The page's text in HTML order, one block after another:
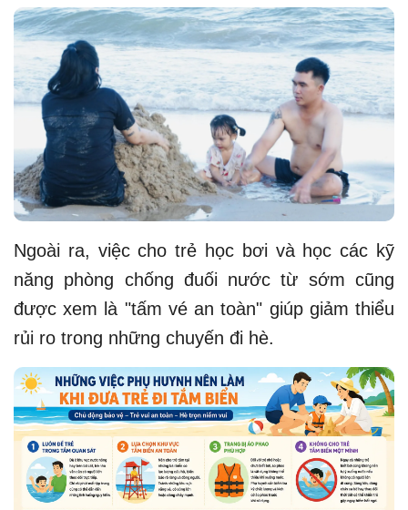
Ngoài ra, việc cho trẻ học bơi và học các kỹ
năng phòng chống đuối nước từ sớm cũng
được xem là "tấm vé an toàn" giúp giảm thiểu
rủi ro trong những chuyến đi hè.